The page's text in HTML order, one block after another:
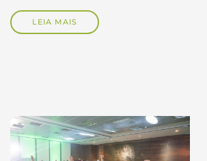
LEIA MAIS